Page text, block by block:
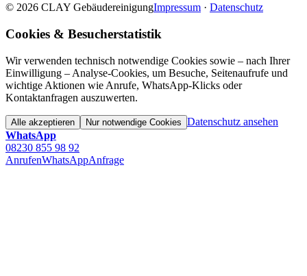
© 2026 CLAY GebäudereinigungImpressum · Datenschutz
Cookies & Besucherstatistik
Wir verwenden technisch notwendige Cookies sowie – nach Ihrer
Einwilligung – Analyse-Cookies, um Besuche, Seitenaufrufe und
wichtige Aktionen wie Anrufe, WhatsApp-Klicks oder
Kontaktanfragen auszuwerten.
Alle akzeptieren Nur notwendige Cookies Datenschutz ansehen
WhatsApp
08230 855 98 92
AnrufenWhatsAppAnfrage